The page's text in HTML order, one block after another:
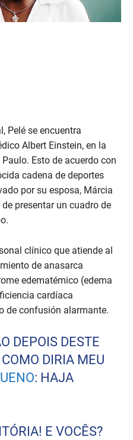
Pelé se encuentra
Albert Einstein, en la
Esto de acuerdo con
cadena de deportes
por su esposa, Márcia
presentar un cuadro de
clínico que atiende al
de anasarca
edematémico (edema
cardíaca
de confusión alarmante.
DEPOIS DESTE
DIRIA MEU
: HAJA
E VOCÊS?